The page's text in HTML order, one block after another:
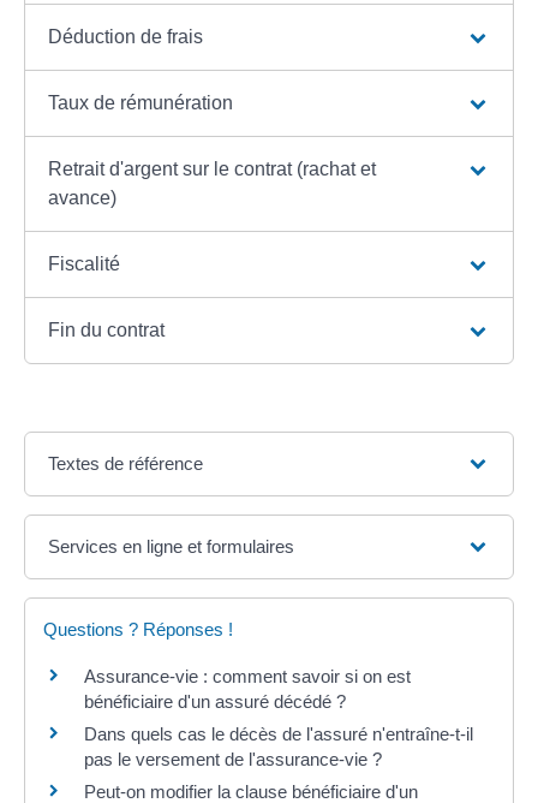
Déduction de frais
Taux de rémunération
Retrait d'argent sur le contrat (rachat et
avance)
Fiscalité
Fin du contrat
Textes de référence
Services en ligne et formulaires
Questions ? Réponses !
Assurance-vie : comment savoir si on est
bénéficiaire d'un assuré décédé ?
Dans quels cas le décès de l'assuré n'entraîne-t-il
pas le versement de l'assurance-vie ?
Peut-on modifier la clause bénéficiaire d'un